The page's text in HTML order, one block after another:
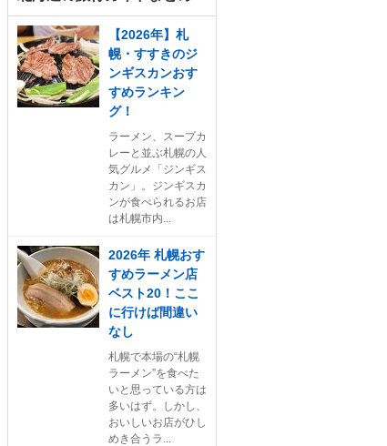
【2026年】札
幌・すすきのジ
ンギスカンおす
すめランキン
グ！
ラーメン、スープカ
レーと並ぶ札幌の人
気グルメ「ジンギス
カン」。ジンギスカ
ンが食べられるお店
は札幌市内...
2026年 札幌おす
すめラーメン店
ベスト20！ここ
に行けば間違い
なし
札幌で本場の“札幌
ラーメン”を食べた
いと思っている方は
多いはず。しかし、
おいしいお店がひし
めき合うラ...